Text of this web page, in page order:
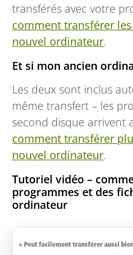
transférés avec votre
comment transférer
nouvel ordinateur.
Et si mon ancien
Les deux sont inclus
même transfert – les
second disque arrivent
comment transférer
nouvel ordinateur.
Tutoriel vidéo –
programmes et des
ordinateur